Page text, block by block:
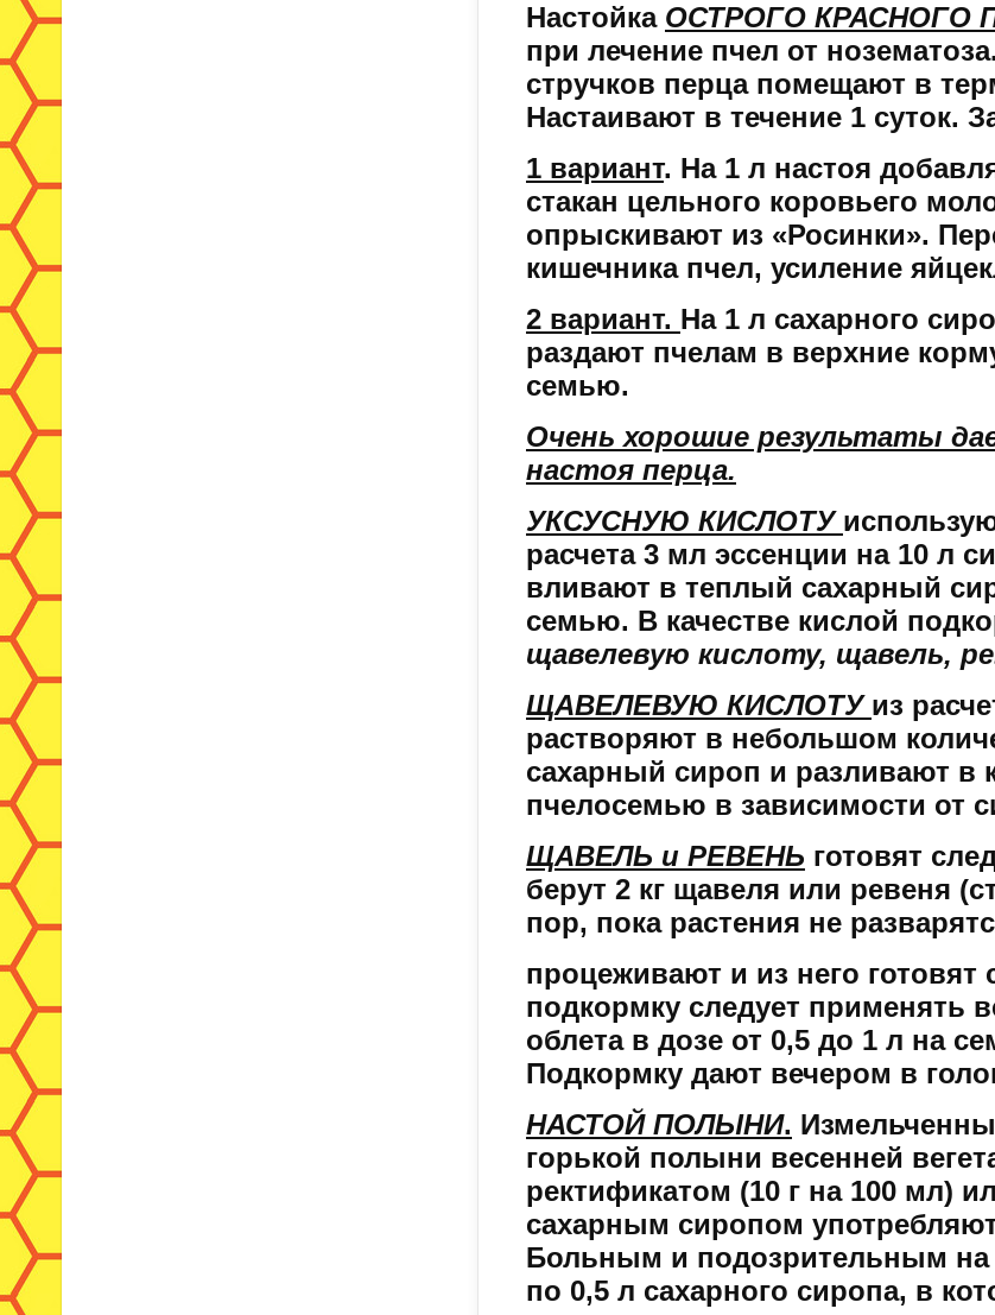
Настойка ОСТРОГО КРАСНОГО
при лечение пчел от
стручков перца помещают в
Настаивают в течение 1 суток.
1 вариант. На 1 л настоя
стакан цельного коровьего
опрыскивают из «Росинки».
кишечника пчел, усиление
2 вариант. На 1 л сахарного
раздают пчелам в верхние
семью.
Очень хорошие результаты
настоя перца.
УКСУСНУЮ КИСЛОТУ
расчета 3 мл эссенции на 10 л
вливают в теплый сахарный
семью. В качестве кислой
щавелевую кислоту, щавель,
ЩАВЕЛЕВУЮ КИСЛОТУ из
растворяют в небольшом
сахарный сироп и разливают в
пчелосемью в зависимости от
ЩАВЕЛЬ и РЕВЕНЬ готовят
берут 2 кг щавеля или ревеня
пор, пока растения не
процеживают и из него
подкормку следует применять
облета в дозе от 0,5 до 1 л на
Подкормку дают вечером в
НАСТОЙ ПОЛЫНИ.
горькой полыни весенней
ректификатом (10 г на 100 мл)
сахарным сиропом
Больным и подозрительным на
по 0,5 л сахарного сиропа, в